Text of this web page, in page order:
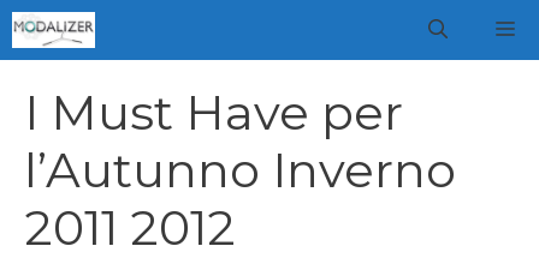
Vai
al
I Must Have per
l’Autunno Inverno
2011 2012